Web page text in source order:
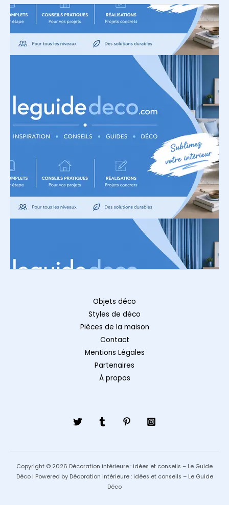
Objets déco
Styles de déco
Pièces de la maison
Contact
Mentions Légales
Partenaires
À propos
Copyright © 2026 Décoration intérieure : idées et conseils – Le Guide
Déco | Powered by Décoration intérieure : idées et conseils – Le Guide
Déco